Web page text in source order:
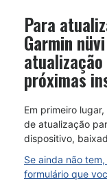
Para
Garmin
próximas
Em primeiro
de atualização
dispositivo,
Se ainda não
formulário que